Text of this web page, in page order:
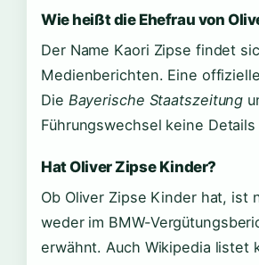
Wie heißt die Ehefrau von
Der Name Kaori Zipse findet
Medienberichten. Eine
Die Bayerische Staatszeitung
Führungswechsel keine
Hat Oliver Zipse Kinder?
Ob Oliver Zipse Kinder hat,
weder im BMW-
erwähnt. Auch Wikipedia listet